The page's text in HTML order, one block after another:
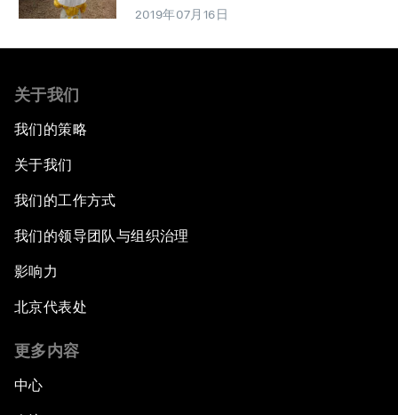
2019年07月16日
关于我们
我们的策略
关于我们
我们的工作方式
我们的领导团队与组织治理
影响力
北京代表处
更多内容
中心